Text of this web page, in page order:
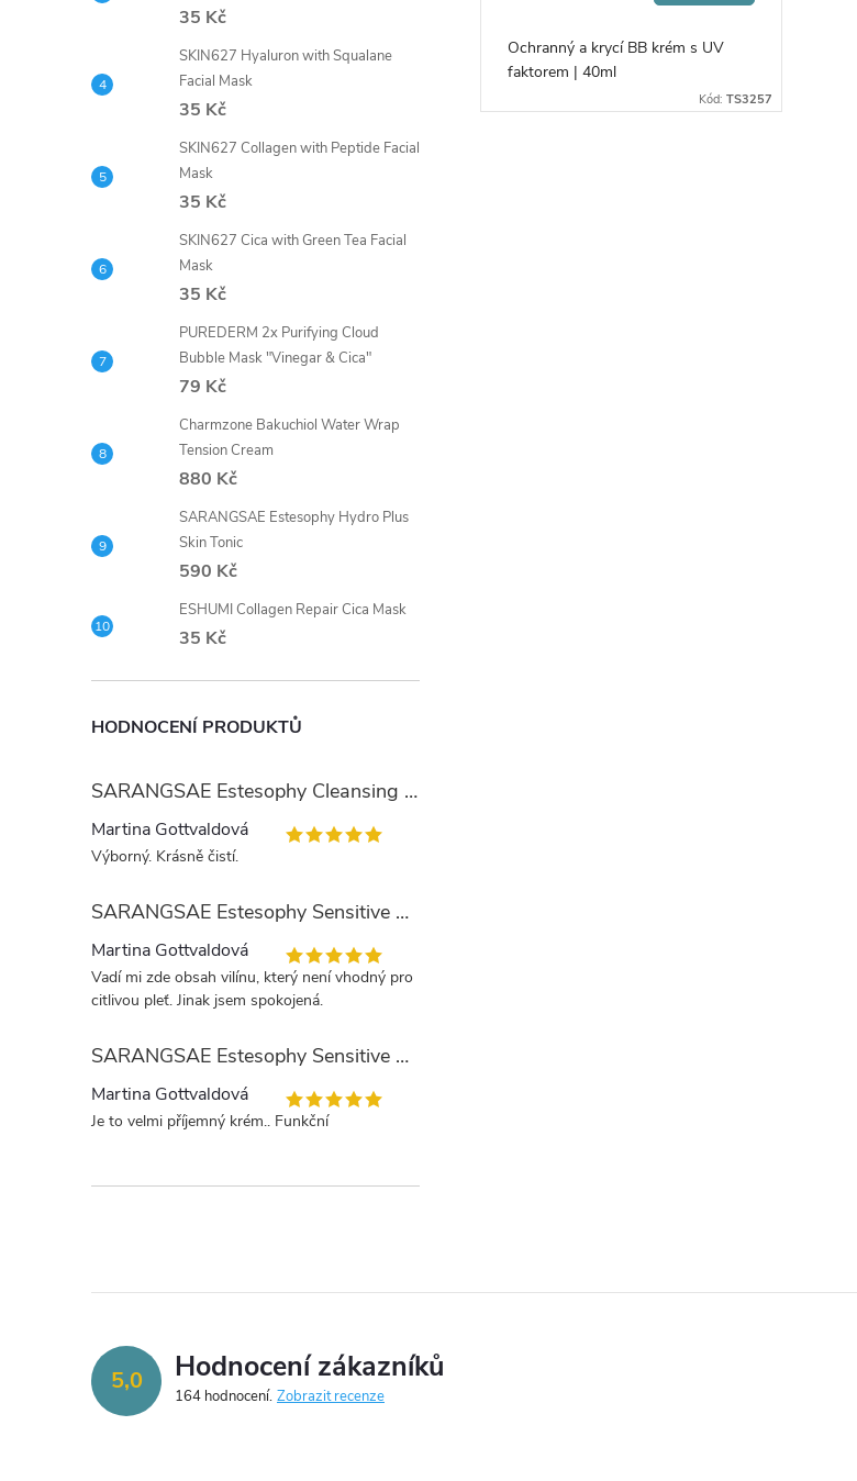
35 Kč
SKIN627 Hyaluron with Squalane
Facial Mask
35 Kč
SKIN627 Collagen with Peptide Facial
Mask
35 Kč
SKIN627 Cica with Green Tea Facial
Mask
35 Kč
PUREDERM 2x Purifying Cloud
Bubble Mask "Vinegar & Cica"
79 Kč
Charmzone Bakuchiol Water Wrap
Tension Cream
880 Kč
SARANGSAE Estesophy Hydro Plus
Skin Tonic
590 Kč
ESHUMI Collagen Repair Cica Mask
35 Kč
HODNOCENÍ PRODUKTŮ
SARANGSAE Estesophy Cleansing Gel
Martina Gottvaldová
Výborný. Krásně čistí.
SARANGSAE Estesophy Sensitive Skin Tonic
Martina Gottvaldová
Vadí mi zde obsah vilínu, který není vhodný pro
citlivou pleť. Jinak jsem spokojená.
SARANGSAE Estesophy Sensitive Day Cream
Martina Gottvaldová
Je to velmi příjemný krém.. Funkční
Ochranný a krycí BB krém s UV
faktorem | 40ml
Kód:TS3257
5,0 Hodnocení zákazníků
164 hodnocení Zobrazit recenze